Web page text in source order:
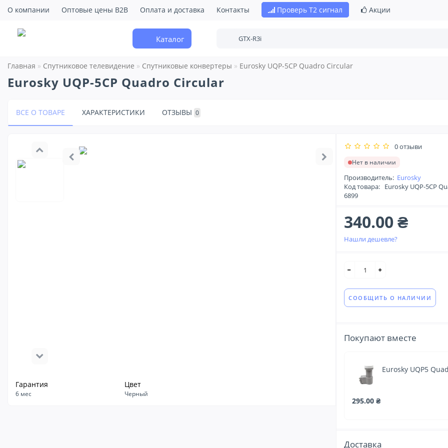
О компании Оптовые цены B2B Оплата и доставка Контакты Проверь Т2 сигнал Акции
Каталог
Главная Спутниковое телевидение Спутниковые конвертеры Eurosky UQP-5CP Quadro Circular
Eurosky UQP-5CP Quadro Circular
ВСЕ О ТОВАРЕ ХАРАКТЕРИСТИКИ ОТЗЫВЫ 0
Гарантия
6 мес
Цвет
Черный
0 отзыви
Нет в наличии
Производитель: Eurosky
Код товара: Eurosky UQP-5CP
6899
340.00 ₴
Нашли дешевле?
СООБЩИТЬ О НАЛИЧИИ
Покупают вместе
Eurosky UQP5
295.00 ₴
Доставка